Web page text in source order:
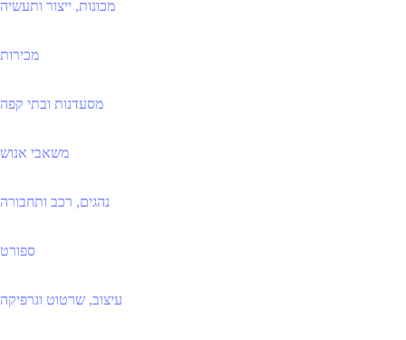
מכונות, ייצור ותעשיה
מכירות
מסעדנות ובתי קפה
משאבי אנוש
נהגים, רכב ותחבורה
ספורט
עיצוב, שרטוט וגרפיקה